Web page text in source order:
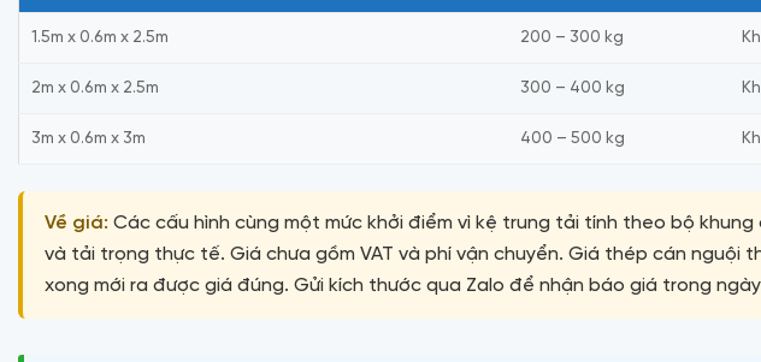
1.5m x 0.6m x 2.5m 200 – 300 kg
2m x 0.6m x 2.5m 300 – 400 kg
3m x 0.6m x 3m 400 – 500 kg
Về giá: Các cấu hình cùng một mức khởi điểm vì kệ trung tải tính theo bộ
và tải trọng thực tế. Giá chưa gồm VAT và phí vận chuyển. Giá thép cán
xong mới ra được giá đúng. Gửi kích thước qua Zalo để nhận báo giá trong